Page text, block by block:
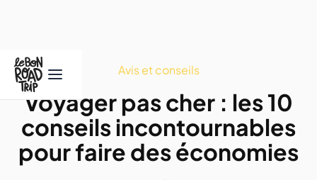
Avis et conseils
Voyager pas cher : les 10
conseils incontournables
pour faire des économies